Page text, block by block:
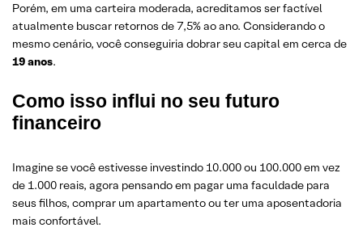
Porém, em uma carteira moderada, acreditamos ser factível
atualmente buscar retornos de 7,5% ao ano. Considerando o
mesmo cenário, você conseguiria dobrar seu capital em cerca de
19 anos.
Como isso influi no seu futuro
financeiro
Imagine se você estivesse investindo 10.000 ou 100.000 em vez
de 1.000 reais, agora pensando em pagar uma faculdade para
seus filhos, comprar um apartamento ou ter uma aposentadoria
mais confortável.